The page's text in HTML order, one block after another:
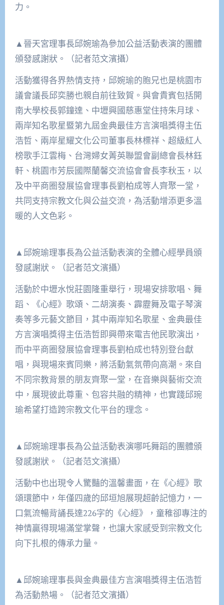
力。
▲晉天宮理事長邱婉瑜為參加公益活動表演的團體
頒發感謝狀。（記者范文濱攝）
活動獲得各界熱情支持，邱婉瑜的胞兄也是桃園市
議會議長邱奕勝也親自前往致賀。與會貴賓包括開
南大學校長郭鐘達、中壢興國慈惠堂住持朱月球、
兩岸知名歌星暨第九屆金典最佳方言演唱獎得主伍
浩哲、兩岸星耀文化公司董事長林標祥、超級紅人
榜歌手江雲梅、台灣婦女菁英聯盟會副總會長林鈺
軒、桃園市芳辰國際蘭馨交流協會會長李秋玉，以
及中平商圈發展協會理事長劉柏成等人齊聚一堂，
共同支持宗教文化與公益交流，為活動增添更多溫
暖的人文色彩。
▲邱婉瑜理事長為公益活動表演的全體心經學員頒
發感謝狀。（記者范文濱攝）
活動於中壢水悅莊園隆重舉行，現場安排歌唱、舞
蹈、《心經》歌頌、二胡演奏、霹靂舞及電子琴演
奏等多元藝文節目，其中兩岸知名歌星、金典最佳
方言演唱獎得主伍浩哲即興帶來電吉他民歌演出，
而中平商圈發展協會理事長劉柏成也特別登台獻
唱，與現場來賓同樂，將活動氣氛帶向高潮。來自
不同宗教背景的朋友齊聚一堂，在音樂與藝術交流
中，展現彼此尊重、包容共融的精神，也實踐邱琬
瑜希望打造跨宗教文化平台的理念。
▲邱婉瑜理事長為公益活動表演哪吒舞蹈的團體頒
發感謝狀。（記者范文濱攝）
活動中也出現令人驚豔的溫馨畫面，在《心經》歌
頌環節中，年僅四歲的邱垣旭展現超齡記憶力，一
口氣流暢背誦長達226字的《心經》，童稚卻專注的
神情贏得現場滿堂掌聲，也讓大家感受到宗教文化
向下扎根的傳承力量。
▲邱婉瑜理事長與金典最佳方言演唱獎得主伍浩哲
為活動熱場。（記者范文濱攝）